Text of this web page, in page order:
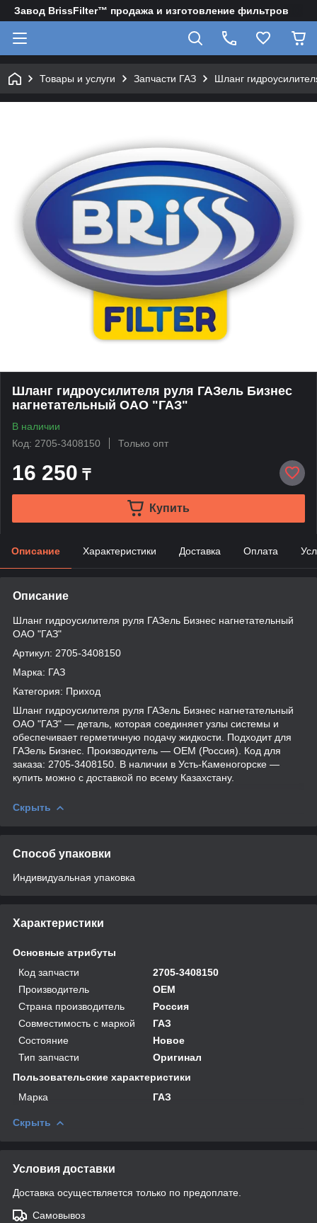
Завод BrissFilter™ продажа и изготовление фильтров
Товары и услуги Запчасти ГАЗ Шланг
Шланг гидроусилителя руля ГАЗель Бизнес
нагнетательный ОАО "ГАЗ"
В наличии
Код: 2705-3408150
Только опт
16 250 ₸
Купить
Описание Характеристики Доставка Оплата
Описание
Шланг гидроусилителя руля ГАЗель Бизнес нагнетательный
ОАО "ГАЗ"
Артикул: 2705-3408150
Марка: ГАЗ
Категория: Приход
Шланг гидроусилителя руля ГАЗель Бизнес нагнетательный
ОАО "ГАЗ" — деталь, которая соединяет узлы системы и
обеспечивает герметичную подачу жидкости. Подходит для
ГАЗель Бизнес. Производитель — OEM (Россия). Код для
заказа: 2705-3408150. В наличии в Усть-Каменогорске —
купить можно с доставкой по всему Казахстану.
Скрыть
Способ упаковки
Индивидуальная упаковка
Характеристики
Основные атрибуты
Код запчасти
2705-3408150
Производитель
OEM
Страна производитель
Россия
Совместимость с маркой
ГАЗ
Состояние
Новое
Тип запчасти
Оригинал
Пользовательские характеристики
Марка
ГАЗ
Скрыть
Условия доставки
Доставка осуществляется только по предоплате.
Самовывоз